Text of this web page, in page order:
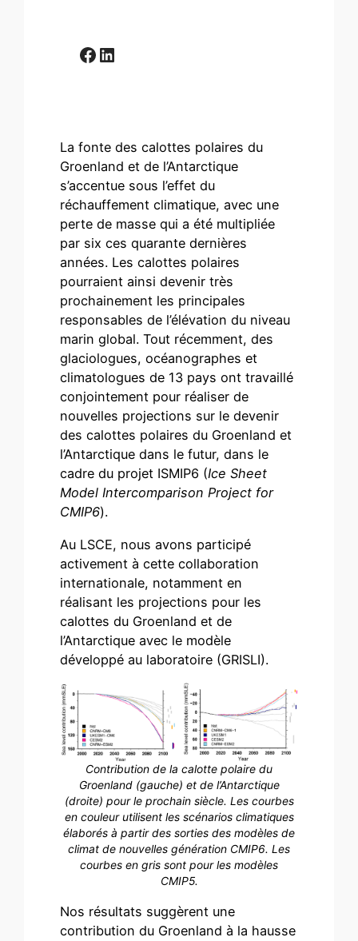
Facebook LinkedIn
La fonte des calottes polaires du
Groenland et de l’Antarctique
s’accentue sous l’effet du
réchauffement climatique, avec une
perte de masse qui a été multipliée
par six ces quarante dernières
années. Les calottes polaires
pourraient ainsi devenir très
prochainement les principales
responsables de l’élévation du niveau
marin global. Tout récemment, des
glaciologues, océanographes et
climatologues de 13 pays ont travaillé
conjointement pour réaliser de
nouvelles projections sur le devenir
des calottes polaires du Groenland et
l’Antarctique dans le futur, dans le
cadre du projet ISMIP6 (Ice Sheet
Model Intercomparison Project for
CMIP6).
Au LSCE, nous avons participé
activement à cette collaboration
internationale, notamment en
réalisant les projections pour les
calottes du Groenland et de
l’Antarctique avec le modèle
développé au laboratoire (GRISLI).
Contribution de la calotte polaire du
Groenland (gauche) et de l’Antarctique
(droite) pour le prochain siècle. Les courbes
en couleur utilisent les scénarios climatiques
élaborés à partir des sorties des modèles de
climat de nouvelles génération CMIP6. Les
courbes en gris sont pour les modèles
CMIP5.
Nos résultats suggèrent une
contribution du Groenland à la hausse